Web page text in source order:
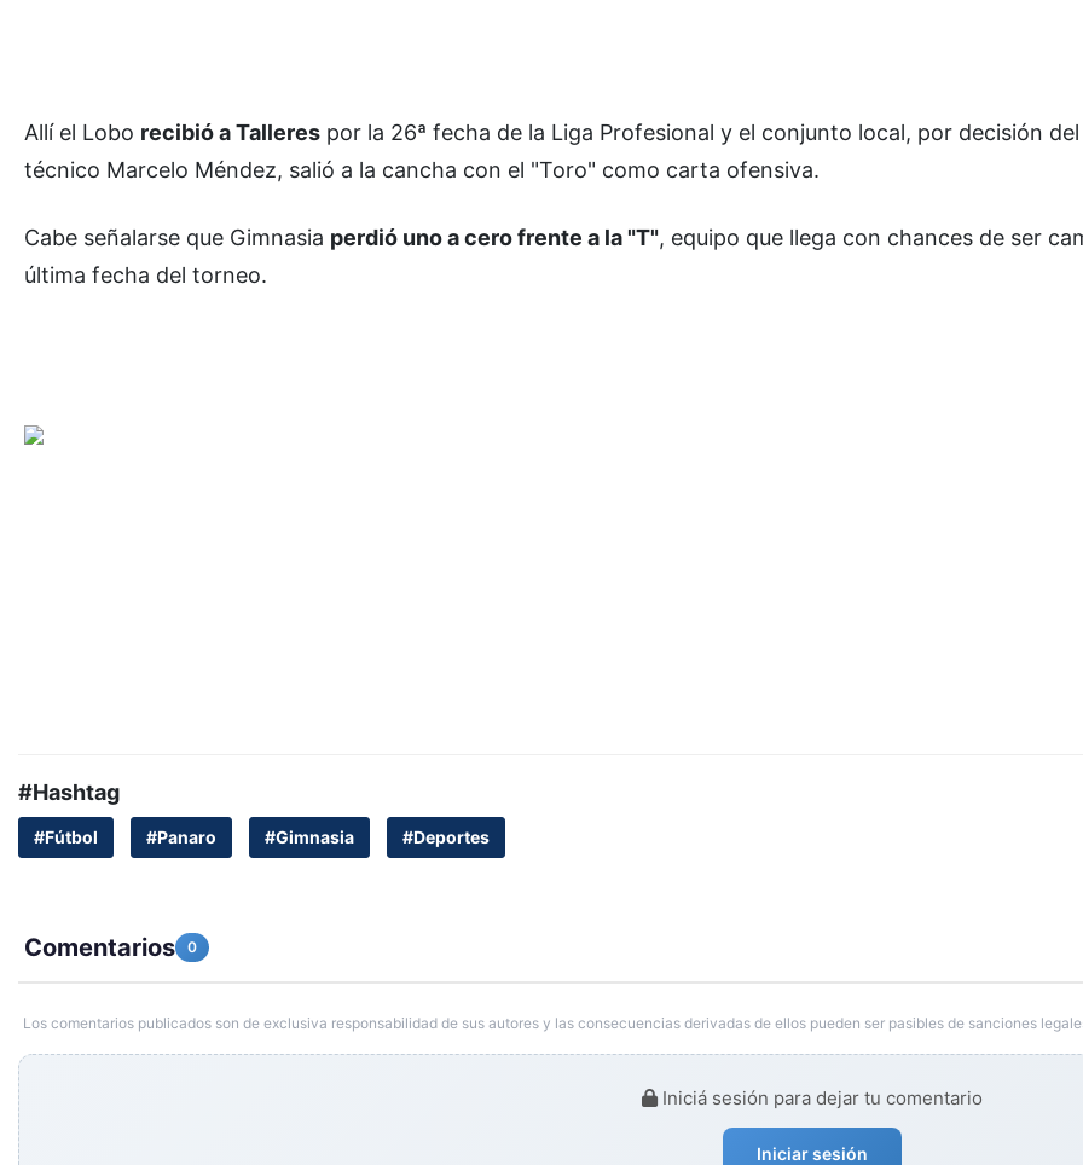
Allí el Lobo recibió a Talleres por la 26ª fecha de la Liga Profesional y el conjunto local, por decisión
técnico Marcelo Méndez, salió a la cancha con el "Toro" como carta ofensiva.
Cabe señalarse que Gimnasia perdió uno a cero frente a la "T", equipo que llega con chances de ser
última fecha del torneo.
#Hashtag
#Fútbol #Panaro #Gimnasia #Deportes
Comentarios 0
Los comentarios publicados son de exclusiva responsabilidad de sus autores y las consecuencias derivadas de ellos pueden ser pasibles de sanciones
Iniciá sesión para dejar tu comentario
Iniciar sesión